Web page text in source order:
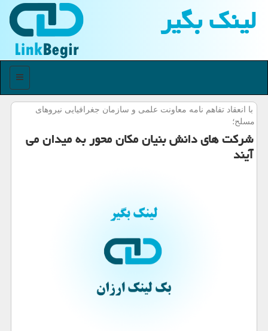
لینك بگیر
منو
با انعقاد تفاهم نامه معاونت علمی و سازمان جغرافیایی نیروهای
مسلح؛
شركت های دانش بنیان مكان محور به میدان می
آیند